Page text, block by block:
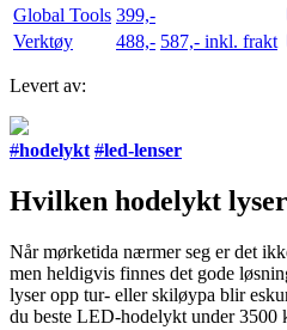
Global Tools 399,-
Verktøy
488,- 587,- inkl. frakt
Levert av:
#hodelykt #led-lenser
Hvilken hodelykt
Når mørketida nærmer seg er det
men heldigvis finnes det gode
lyser opp tur- eller skiløypa blir
du beste LED-hodelykt under 3500